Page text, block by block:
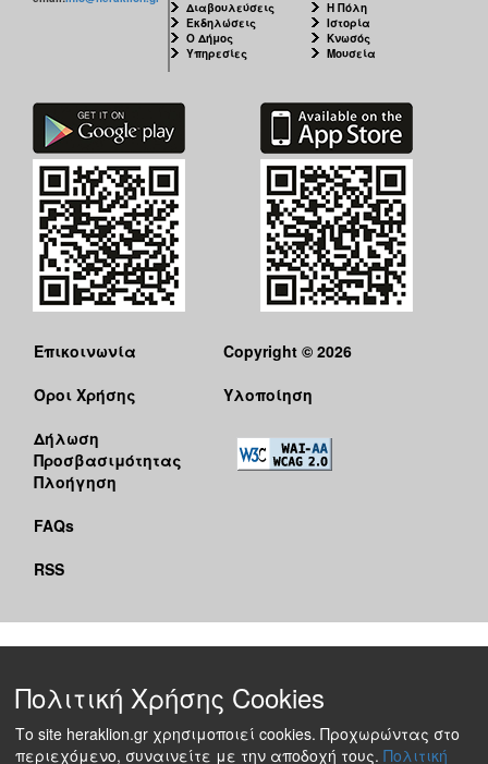
Διαβουλεύσεις
Εκδηλώσεις
Ο Δήμος
Υπηρεσίες
Η Πόλη
Ιστορία
Κνωσός
Μουσεία
Επικοινωνία
Όροι Χρήσης
Δήλωση
Προσβασιμότητας
Πλοήγηση
FAQs
RSS
Copyright © 2026
Υλοποίηση
Πολιτική Χρήσης Cookies
Το site heraklion.gr χρησιμοποιεί cookies. Προχωρώντας στο
περιεχόμενο, συναινείτε με την αποδοχή τους. Πολιτική